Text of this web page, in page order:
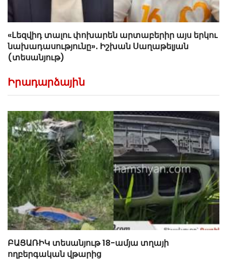
«Լեզվիդ տալու փոխարեն արտաբերիր այս երկու
նախադասությունը»․ Իշխան Սաղաթելյան
(տեսանյութ)
Իրադարձային
ԲԱՑԱՌԻԿ տեսանյութ 18-ամյա տղայի
ողբերգական վթարից